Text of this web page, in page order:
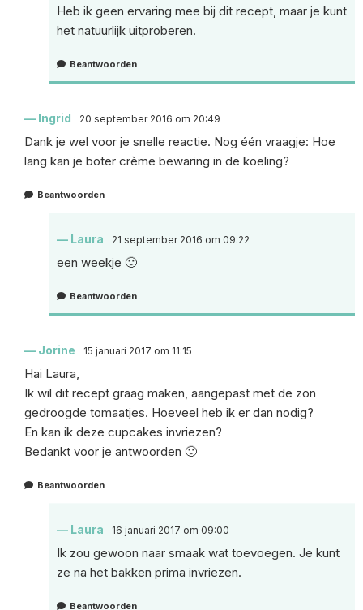
Heb ik geen ervaring mee bij dit recept, maar je kunt
het natuurlijk uitproberen.
Beantwoorden
Ingrid 20 september 2016 om 20:49
Dank je wel voor je snelle reactie. Nog één vraagje: Hoe
lang kan je boter crème bewaring in de koeling?
Beantwoorden
Laura 21 september 2016 om 09:22
een weekje 🙂
Beantwoorden
Jorine 15 januari 2017 om 11:15
Hai Laura,
Ik wil dit recept graag maken, aangepast met de zon
gedroogde tomaatjes. Hoeveel heb ik er dan nodig?
En kan ik deze cupcakes invriezen?
Bedankt voor je antwoorden 🙂
Beantwoorden
Laura 16 januari 2017 om 09:00
Ik zou gewoon naar smaak wat toevoegen. Je kunt
ze na het bakken prima invriezen.
Beantwoorden